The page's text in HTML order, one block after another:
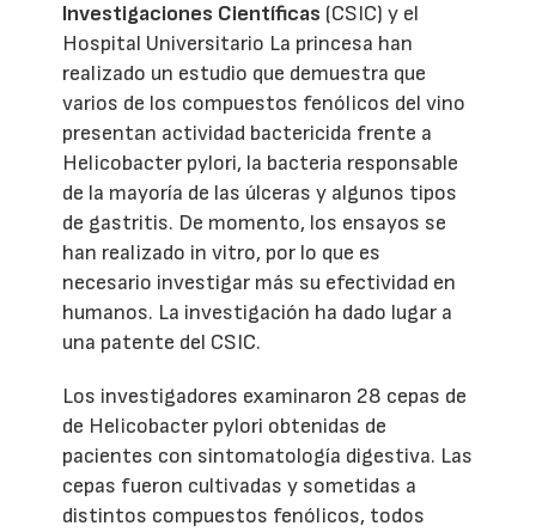
Investigaciones Científicas (CSIC) y el
Hospital Universitario La princesa han
realizado un estudio que demuestra que
varios de los compuestos fenólicos del vino
presentan actividad bactericida frente a
Helicobacter pylori, la bacteria responsable
de la mayoría de las úlceras y algunos tipos
de gastritis. De momento, los ensayos se
han realizado in vitro, por lo que es
necesario investigar más su efectividad en
humanos. La investigación ha dado lugar a
una patente del CSIC.
Los investigadores examinaron 28 cepas de
de Helicobacter pylori obtenidas de
pacientes con sintomatología digestiva. Las
cepas fueron cultivadas y sometidas a
distintos compuestos fenólicos, todos